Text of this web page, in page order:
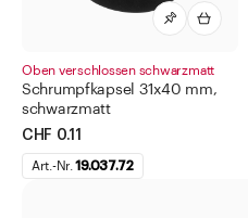
Oben verschlossen schwarzmatt
Schrumpfkapsel 31x40 mm,
schwarzmatt
CHF 0.11
Art.-Nr.19.037.72